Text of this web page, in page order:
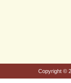
Copyright ©